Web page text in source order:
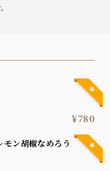
¥780
モン胡椒なめろう